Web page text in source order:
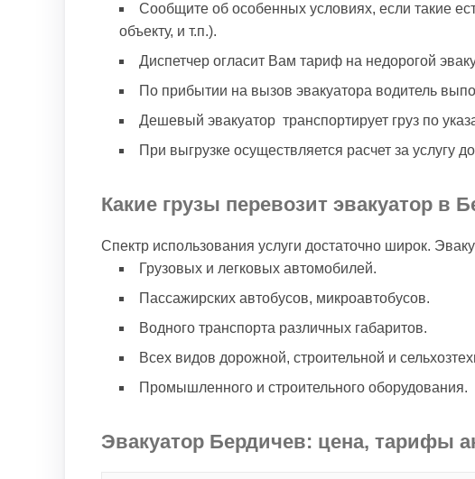
Сообщите об особенных условиях, если такие
объекту, и т.п.).
Диспетчер огласит Вам тариф на недорогой
По прибытии на вызов эвакуатора водитель
Дешевый эвакуатор транспортирует груз по
При выгрузке осуществляется расчет за услугу
Какие грузы перевозит эвакуатор в
Спектр использования услуги достаточно широк.
Грузовых и легковых автомобилей.
Пассажирских автобусов, микроавтобусов.
Водного транспорта различных габаритов.
Всех видов дорожной, строительной и
Промышленного и строительного оборудования.
Эвакуатор Бердичев: цена, тарифы